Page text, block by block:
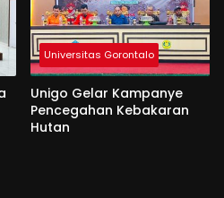
Universitas Gorontalo
Unigo Gelar Kampanye
Pencegahan Kebakaran
Hutan